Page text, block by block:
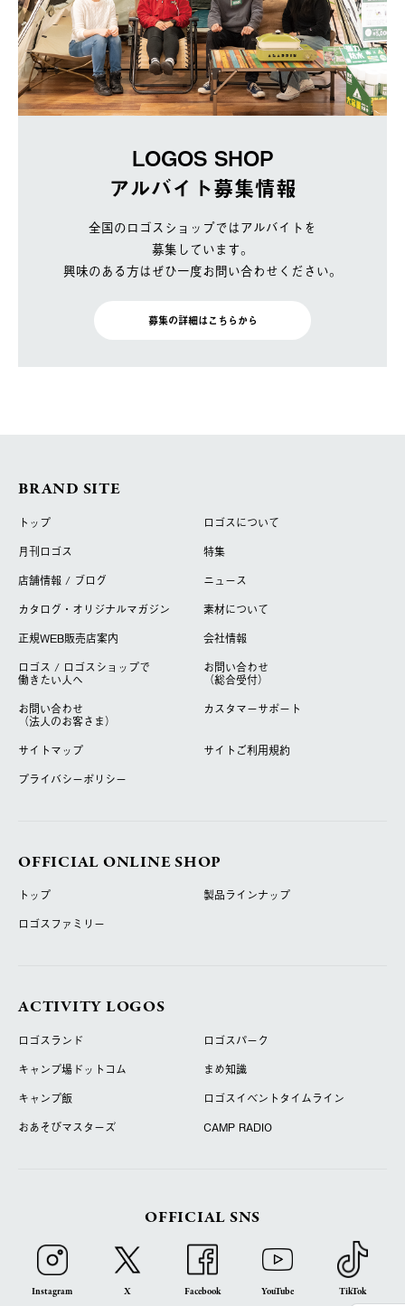
LOGOS SHOP
アルバイト募集情報
全国のロゴスショップではアルバイトを
募集しています。
興味のある方はぜひ一度お問い合わせください。
募集の詳細はこちらから
BRAND SITE
トップ
ロゴスについて
月刊ロゴス
特集
店舗情報 / ブログ
ニュース
カタログ・オリジナルマガジン
素材について
正規WEB販売店案内
会社情報
ロゴス / ロゴスショップで
働きたい人へ
お問い合わせ
（総合受付）
お問い合わせ
（法人のお客さま）
カスタマーサポート
サイトマップ
サイトご利用規約
プライバシーポリシー
OFFICIAL ONLINE SHOP
トップ
製品ラインナップ
ロゴスファミリー
ACTIVITY LOGOS
ロゴスランド
ロゴスパーク
キャンプ場ドットコム
まめ知識
キャンプ飯
ロゴスイベントタイムライン
おあそびマスターズ
CAMP RADIO
OFFICIAL SNS
Instagram X Facebook YouTube TikTok